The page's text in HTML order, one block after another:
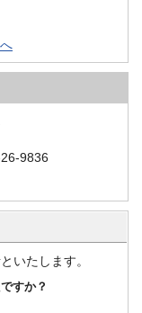
9836
いたします。
すか？